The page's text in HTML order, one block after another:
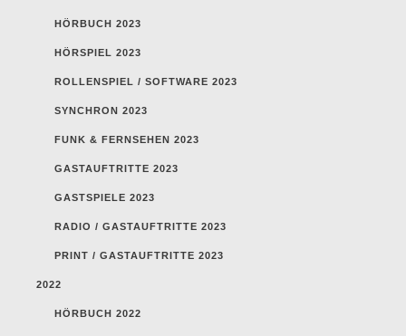
HÖRBUCH 2023
HÖRSPIEL 2023
ROLLENSPIEL / SOFTWARE 2023
SYNCHRON 2023
FUNK & FERNSEHEN 2023
GASTAUFTRITTE 2023
GASTSPIELE 2023
RADIO / GASTAUFTRITTE 2023
PRINT / GASTAUFTRITTE 2023
2022
HÖRBUCH 2022